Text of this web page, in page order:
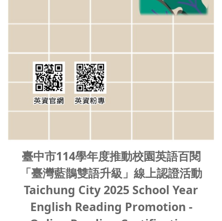
臺中市114學年度推動校園英語百閱
「臺灣藍鵲雙語升級」線上認證活動
Taichung City 2025 School Year
English Reading Promotion -